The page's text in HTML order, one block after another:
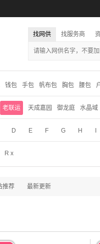
找网供 找服务商
钱包 手包 帆布包 胸包 腰包
老联运 天成嘉园 御龙庭 水晶域
D E F G H
R x
推荐 最新更新